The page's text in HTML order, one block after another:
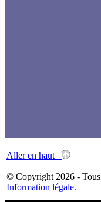
Aller en haut
© Copyright 2026 -
Information légale.